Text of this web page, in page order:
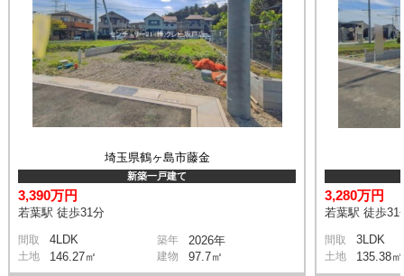
埼玉県鶴ヶ島市藤金
新築一戸建て
3,390万円
若葉駅 徒歩31分
間取 4LDK 築年 2026年
土地 146.27㎡ 建物 97.7㎡
3,280万円
若葉駅 徒歩31
間取 3LDK
土地 135.38㎡